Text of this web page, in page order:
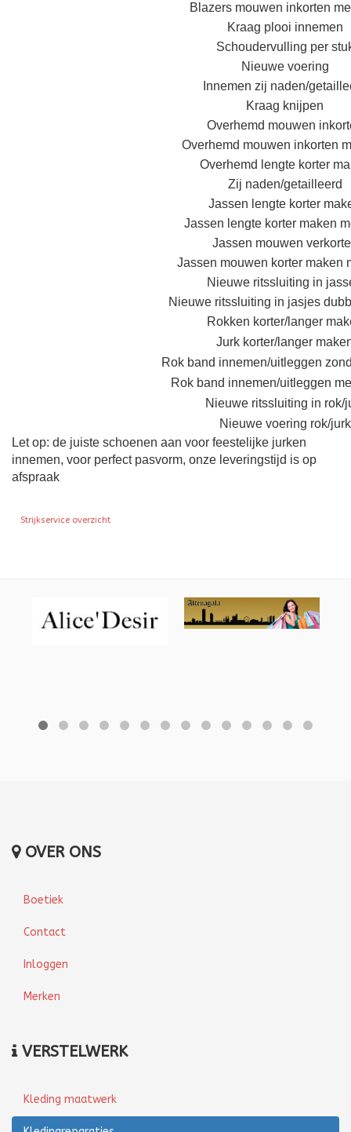
Blazers mouwen inkorten
Kraag plooi innemen
Schoudervulling per
Nieuwe voering
Innemen zij naden/
Kraag knijpen
Overhemd mouwen
Overhemd mouwen inkorten
Overhemd l engte korter
Zij naden/getailleerd
Jassen lengte korter
Jassen lengte korter maken
Jassen mouwen
Jassen mouwen korter maken
Nieuwe ritssluiting in
Nieuwe ritssluiting in jasjes
Rokken korter/langer
Jurk korter/langer
Rok band innemen/uitleggen
Rok band innemen/uitleggen
Nieuwe ritssluiting in rok/
Nieuwe voering rok/jurk
Let op: de juiste schoenen aan voor feestelijke jurken
innemen, voor perfect pasvorm, onze leveringstijd is op
afspraak
Vorig artikel: Strijkservice overzicht
Strijkservice overzicht
OVER ONS
Boetiek
Contact
Inloggen
Merken
VERSTELWERK
Kleding maatwerk